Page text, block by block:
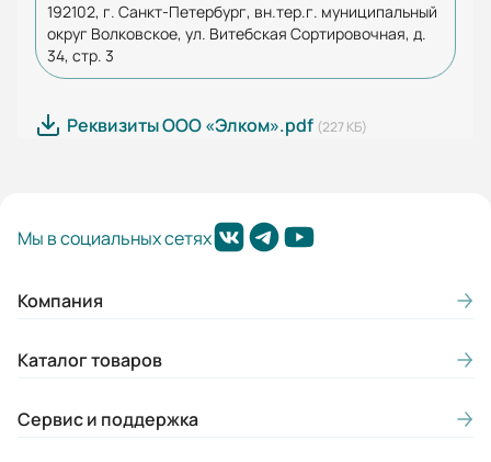
192102, г. Санкт-Петербург, вн.тер.г. муниципальный
округ Волковское, ул. Витебская Сортировочная, д.
34, стр. 3
Реквизиты ООО «Элком».pdf (227 КБ)
Мы в социальных сетях
Компания
Каталог товаров
Сервис и поддержка